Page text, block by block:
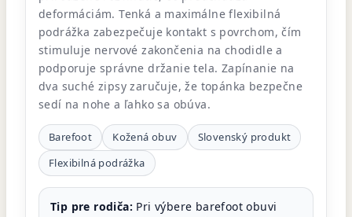
deformáciám. Tenká a maximálne flexibilná
podrážka zabezpečuje kontakt s povrchom, čím
stimuluje nervové zakončenia na chodidle a
podporuje správne držanie tela. Zapínanie na
dva suché zipsy zaručuje, že topánka bezpečne
sedí na nohe a ľahko sa obúva.
Barefoot Kožená obuv
Slovenský produkt
Flexibilná podrážka
Tip pre rodiča: Pri výbere barefoot obuvi